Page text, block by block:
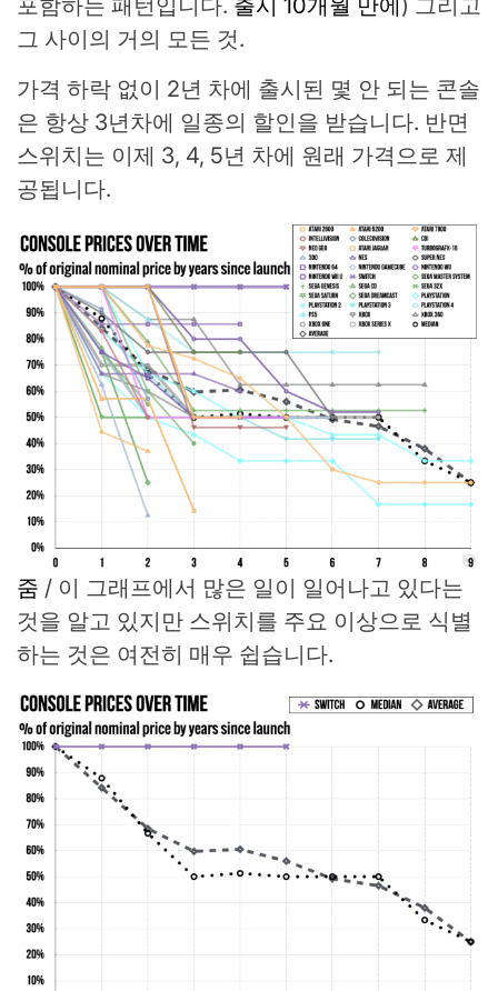
포함하는 패턴입니다. 출시 10개월 만에 ) 그리고
그 사이의 거의 모든 것.
가격 하락 없이 2년 차에 출시된 몇 안 되는 콘솔
은 항상 3년차에 일종의 할인을 받습니다. 반면
스위치는 이제 3, 4, 5년 차에 원래 가격으로 제
공됩니다.
줌 / 이 그래프에서 많은 일이 일어나고 있다는
것을 알고 있지만 스위치를 주요 이상으로 식별
하는 것은 여전히 ​​매우 쉽습니다.